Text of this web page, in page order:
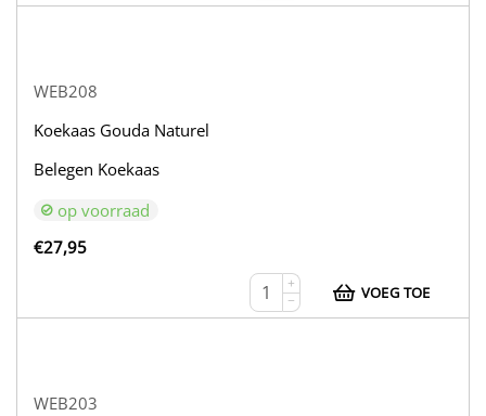
WEB208
Koekaas Gouda Naturel
Belegen Koekaas
op voorraad
€27,95
+
−
VOEG TOE
WEB203